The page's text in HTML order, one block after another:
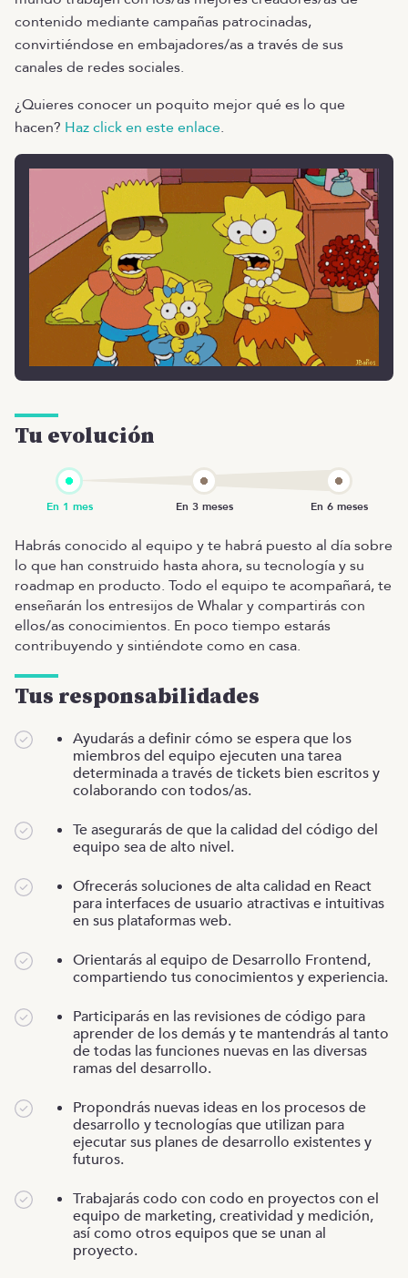
contenido mediante campañas patrocinadas,
convirtiéndose en embajadores/as a través de sus
canales de redes sociales.
¿Quieres conocer un poquito mejor qué es lo que
hacen? Haz click en este enlace.
Tu evolución
Habrás conocido al equipo y te habrá puesto al día sobre
lo que han construido hasta ahora, su tecnología y su
roadmap en producto. Todo el equipo te acompañará, te
enseñarán los entresijos de Whalar y compartirás con
ellos/as conocimientos. En poco tiempo estarás
contribuyendo y sintiéndote como en casa.
Tus responsabilidades
Ayudarás a definir cómo se espera que los
miembros del equipo ejecuten una tarea
determinada a través de tickets bien escritos y
colaborando con todos/as.
Te asegurarás de que la calidad del código del
equipo sea de alto nivel.
Ofrecerás soluciones de alta calidad en React
para interfaces de usuario atractivas e intuitivas
en sus plataformas web.
Orientarás al equipo de Desarrollo Frontend,
compartiendo tus conocimientos y experiencia.
Participarás en las revisiones de código para
aprender de los demás y te mantendrás al tanto
de todas las funciones nuevas en las diversas
ramas del desarrollo.
Propondrás nuevas ideas en los procesos de
desarrollo y tecnologías que utilizan para
ejecutar sus planes de desarrollo existentes y
futuros.
Trabajarás codo con codo en proyectos con el
equipo de marketing, creatividad y medición,
así como otros equipos que se unan al
proyecto.